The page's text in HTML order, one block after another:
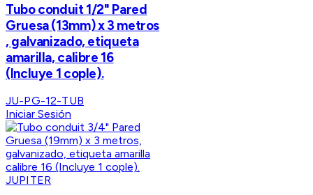
Tubo conduit 1/2" Pared
Gruesa (13mm) x 3 metros
, galvanizado, etiqueta
amarilla, calibre 16
(Incluye 1 cople).
JU-PG-12-TUB
Iniciar Sesión
JUPITER